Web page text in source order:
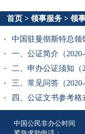
首页 > 领事服务 > 领
中国驻曼彻斯特总领
一、公证简介（2020-
二、申办公证须知（
三、常见问答（2020-
四、公证文书参考格
中国公民非办公时间